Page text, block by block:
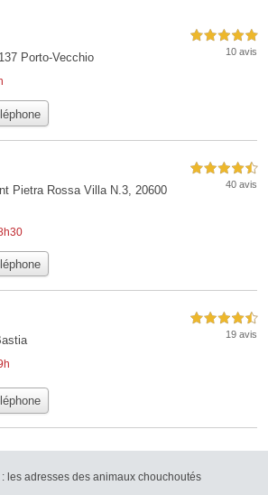
Porto-Vecchio
5,0 étoiles sur 5
10 avis
Pietra Rossa Villa N.3, 20600
4,5 étoiles sur 5
40 avis
4,5 étoiles sur 5
19 avis
les adresses des animaux chouchoutés